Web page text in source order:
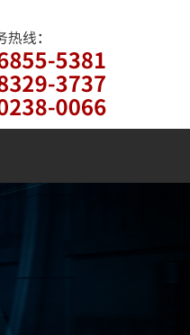
0238-0066